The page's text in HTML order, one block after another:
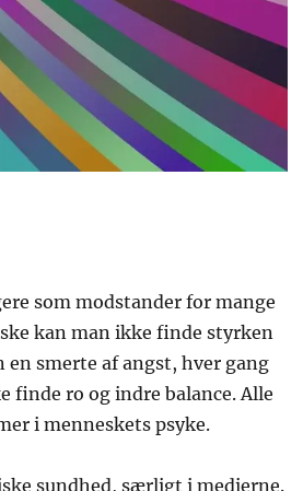
som modstander for mange
kan man ikke finde styrken
smerte af angst, hver gang
finde ro og indre balance. Alle
i menneskets psyke.
sundhed, særligt i medierne.